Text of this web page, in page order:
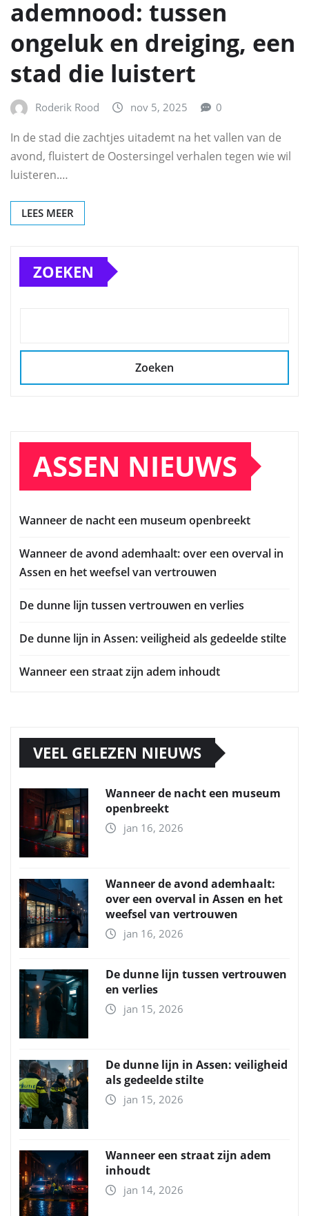
ademnood: tussen
ongeluk en dreiging, een
stad die luistert
Roderik Rood nov 5, 2025 0
In de stad die zachtjes uitademt na het vallen van de
avond, fluistert de Oostersingel verhalen tegen wie wil
luisteren.…
LEES MEER
ZOEKEN
Zoeken
ASSEN NIEUWS
Wanneer de nacht een museum openbreekt
Wanneer de avond ademhaalt: over een overval in
Assen en het weefsel van vertrouwen
De dunne lijn tussen vertrouwen en verlies
De dunne lijn in Assen: veiligheid als gedeelde stilte
Wanneer een straat zijn adem inhoudt
VEEL GELEZEN NIEUWS
Wanneer de nacht een museum
openbreekt
jan 16, 2026
Wanneer de avond ademhaalt:
over een overval in Assen en het
weefsel van vertrouwen
jan 16, 2026
De dunne lijn tussen vertrouwen
en verlies
jan 15, 2026
De dunne lijn in Assen: veiligheid
als gedeelde stilte
jan 15, 2026
Wanneer een straat zijn adem
inhoudt
jan 14, 2026